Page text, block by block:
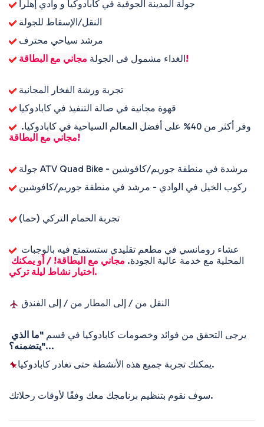
جولة المدينة الجوفية في كابادوكيا و وادي إهلرا
النقل/الإسقاط للجولة
مرشد سياحي محترف
الغداء مشمول في الجولة مجاني مع البطاقة!
تجربة ورشة الفخار المجانية
قهوة مجانية في صالة التنفيذ في كابادوكيا
وفر أكثر من 40% على أفضل المعالم السياحية في كابادوكيا.
مجاني مع البطاقة!
جولة ATV Quad Bike - مرشدة في منطقة جوريم/كافوشين
ركوب الخيل في الوادي - مرشد في منطقة جوريم/كافوشين
المحلية مع خدمة عالية الجودة.
اختيار نشاط ليلة تركي.
النقل من / إلى المطار من / إلى الفندق
يرجى التحقق من فوائد وخصومات كابادوكيا في قسم
يتضمنه؟"...
يمكنك تجربة جميع هذه الأنشطة حتى تغادر كابادوكيا.
سوف نقوم بتنظيم برنامجك معك وفقًا لأوقات رحلاتك.